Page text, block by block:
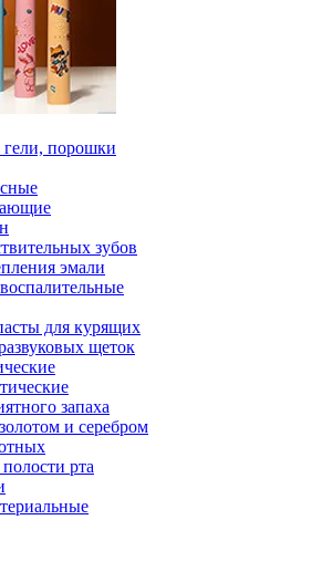
порошки
зубов
эмали
для курящих
щеток
запаха
и серебром
рта